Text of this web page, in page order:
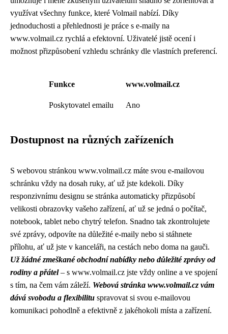
využívat všechny funkce, které Volmail nabízí. Díky
jednoduchosti a přehlednosti je práce s e-maily na
www.volmail.cz rychlá a efektovní. Uživatelé jistě ocení i
možnost přizpůsobení vzhledu schránky dle vlastních preferencí.
Funkce www.volmail.cz
Poskytovatel emailu Ano
Dostupnost na různých zařízeních
S webovou stránkou www.volmail.cz máte svou e-mailovou
schránku vždy na dosah ruky, ať už jste kdekoli. Díky
responzivnímu designu se stránka automaticky přizpůsobí
velikosti obrazovky vašeho zařízení, ať už se jedná o počítač,
notebook, tablet nebo chytrý telefon. Snadno tak zkontrolujete
své zprávy, odpovíte na důležité e-maily nebo si stáhnete
přílohu, ať už jste v kanceláři, na cestách nebo doma na gauči.
Už žádné zmeškané obchodní nabídky nebo důležité zprávy od
rodiny a přátel– s www.volmail.cz jste vždy online a ve spojení
s tím, na čem vám záleží. Webová stránka www.volmail.cz vám
dává svobodu a flexibilitu spravovat si svou e-mailovou
komunikaci pohodlně a efektivně z jakéhokoli místa a zařízení.